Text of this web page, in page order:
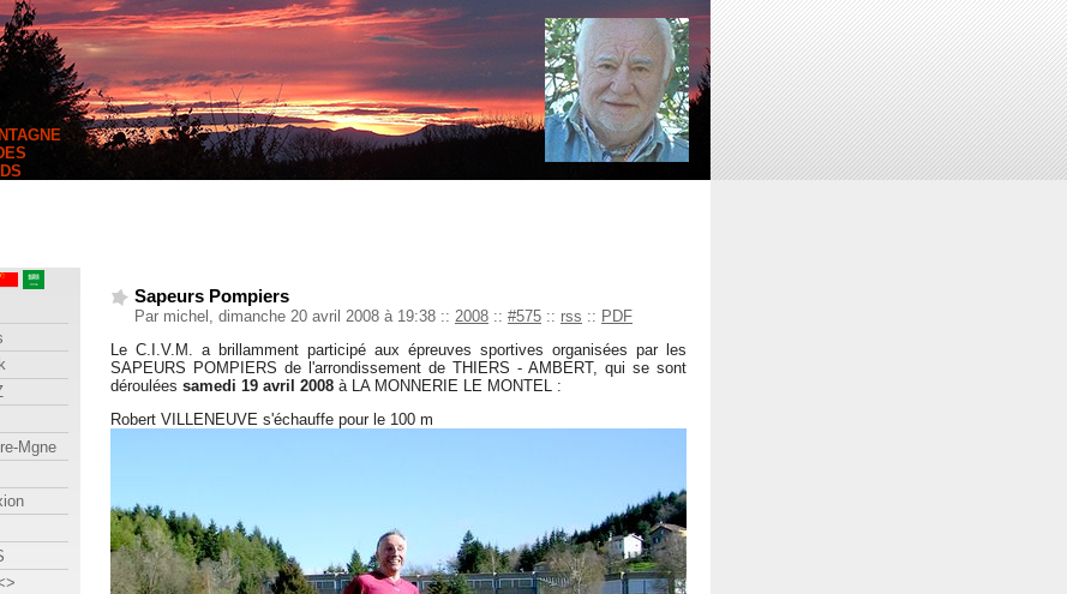
Sapeurs Pompiers
Par michel, dimanche 20 avril 2008 à 19:38 :: 2008 :: #575 :: rss :: PDF
Le C.I.V.M. a brillamment participé aux épreuves sportives organisées par les
SAPEURS POMPIERS de l'arrondissement de THIERS - AMBERT, qui se sont
déroulées samedi 19 avril 2008 à LA MONNERIE LE MONTEL :
Robert VILLENEUVE s'échauffe pour le 100 m
Mgne